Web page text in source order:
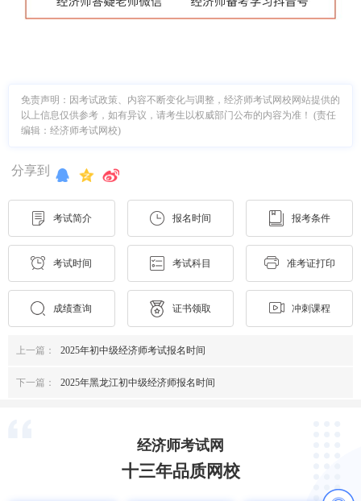
免责声明：因考试政策、内容不断变化与调整，经济师考试网校网站提供的
以上信息仅供参考，如有异议，请考生以权威部门公布的内容为准！ (责任
编辑：经济师考试网校)
分享到
考试简介 报名时间 报考条件
考试时间 考试科目 准考证打印
成绩查询 证书领取 冲刺课程
上一篇： 2025年初中级经济师考试报名时间
下一篇： 2025年黑龙江初中级经济师报名时间
经济师考试网
十三年品质网校